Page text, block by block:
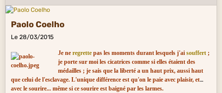
Paolo Coelho
Le 28/03/2015
Je ne regrettepas les moments durant lesquels j'ai souffert;
je porte sur moi les cicatrices comme si elles étaient des
médailles ; je sais que la liberté a un haut prix, aussi haut
que celui de l'esclavage. L'unique différence est qu'on le paie avec plaisir, et
avec le sourire... même si ce sourire est baigné par les larmes.